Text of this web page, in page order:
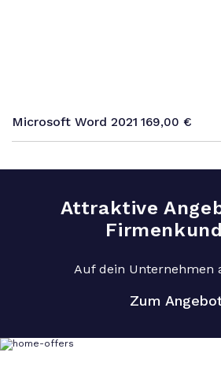
Microsoft Word 2021 169,00 €
Attraktive
Auf dein Unternehmen
Zum